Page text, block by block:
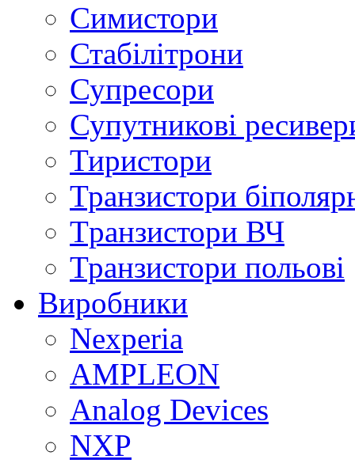
Симистори
Стабілітрони
Супресори
Супутникові
Тиристори
Транзистори
Tранзистори ВЧ
Транзистори польові
Виробники
Nexperia
АMPLEON
Analog Devices
NXP